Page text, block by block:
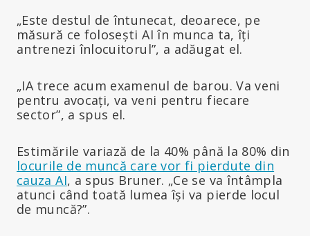
„Este destul de întunecat, deoarece, pe
măsură ce folosești AI în munca ta, îți
antrenezi înlocuitorul”, a adăugat el.
„IA trece acum examenul de barou. Va veni
pentru avocați, va veni pentru fiecare
sector”, a spus el.
Estimările variază de la 40% până la 80% din
locurile de muncă care vor fi pierdute din
cauza AI, a spus Bruner. „Ce se va întâmpla
atunci când toată lumea își va pierde locul
de muncă?”.